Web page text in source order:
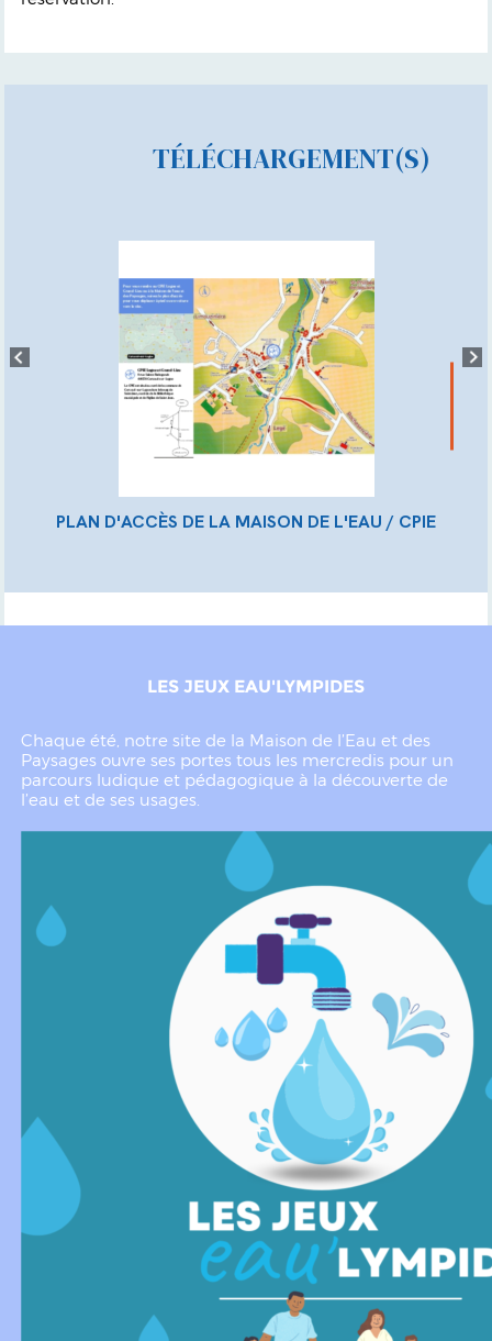
TÉLÉCHARGEMENT(S)
PLAN D'ACCÈS DE LA MAISON DE L'EAU / CPIE
LES JEUX EAU'LYMPIDES
Chaque été, notre site de la Maison de l’Eau et des
Paysages ouvre ses portes tous les mercredis pour un
parcours ludique et pédagogique à la découverte de
l’eau et de ses usages.